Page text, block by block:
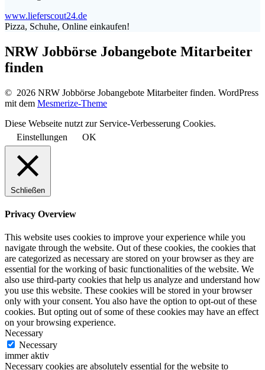
www.lieferscout24.de
Pizza, Schuhe, Online einkaufen!
NRW Jobbörse Jobangebote Mitarbeiter
finden
© 2026 NRW Jobbörse Jobangebote Mitarbeiter finden. WordPress
mit dem Mesmerize-Theme
Diese Webseite nutzt zur Service-Verbesserung Cookies.
Einstellungen
OK
Schließen
Privacy Overview
This website uses cookies to improve your experience while you
navigate through the website. Out of these cookies, the cookies that
are categorized as necessary are stored on your browser as they are
essential for the working of basic functionalities of the website. We
also use third-party cookies that help us analyze and understand how
you use this website. These cookies will be stored in your browser
only with your consent. You also have the option to opt-out of these
cookies. But opting out of some of these cookies may have an effect
on your browsing experience.
Necessary
Necessary
immer aktiv
Necessary cookies are absolutely essential for the website to